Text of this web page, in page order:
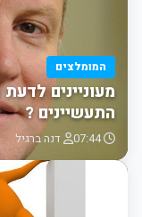
המומלצים
מעוניינים
התעשיינים ?
07:44 דנה ברגיל